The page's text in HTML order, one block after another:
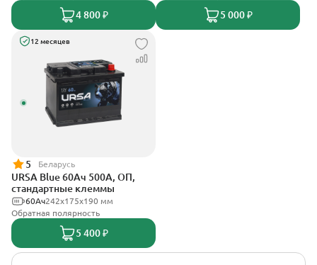
4 800 ₽ 5 000 ₽
12 месяцев
5 Беларусь
URSA Blue 60Ач 500А, ОП,
стандартные клеммы
242х175х190 мм
60Ач
Обратная полярность
5 400 ₽